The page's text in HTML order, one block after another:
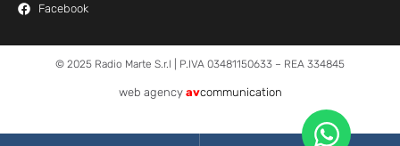
Facebook
© 2025 Radio Marte S.r.l | P.IVA 03481150633 – REA 334845
web agency avcommunication